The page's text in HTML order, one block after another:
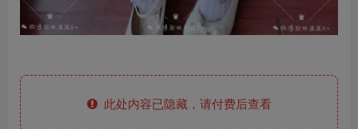
此处内容已隐藏，请付费后查看